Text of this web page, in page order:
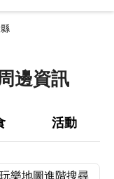
邊資訊
活動
玩樂地圖進階搜尋